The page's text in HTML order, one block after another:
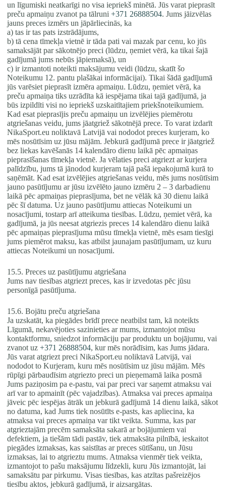
un līgumiski neatkarīgi no visa iepriekš minētā. Jūs varat pieprasīt
preču apmaiņu zvanot pa tālruni +371 26888504. Jums jāizvēlas
jauns preces izmērs un jāpārliecinās, ka
a) tas ir tas pats izstrādājums,
b) tā cena tīmekļa vietnē ir tāda pati vai mazak par cenu, ko jūs
samaksājāt par sākotnējo preci (lūdzu, ņemiet vērā, ka tikai šajā
gadījumā jums nebūs jāpiemaksā), un
c) ir izmantoti noteikti maksājumu veidi (lūdzu, skatīt šo
Noteikumu 12. pantu plašākai informācijai). Tikai šādā gadījumā
jūs varēsiet pieprasīt izmēra apmaiņu. Lūdzu, ņemiet vērā, ka
preču apmaiņa tiks uzrādīta kā iespējama tikai tajā gadījumā, ja
būs izpildīti visi no iepriekš uzskaitītajiem priekšnoteikumiem.
Kad esat pieprasījis preču apmaiņu un izvēlējies piemērotu
atgriešanas veidu, jums jāatgriež sākotnējā prece. To varat izdarīt
NikaSport.eu noliktavā Latvijā vai nododot preces kurjeram, ko
mēs nosūtīsim uz jūsu mājām. Jebkurā gadījumā prece ir jāatgriež
bez liekas kavēšanās 14 kalendāro dienu laikā pēc apmaiņas
pieprasīšanas tīmekļa vietnē. Ja vēlaties preci atgriezt ar kurjera
palīdzību, jums tā jānodod kurjeram tajā pašā iepakojumā kurā to
saņēmāt. Kad esat izvēlējies atgriešanas veidu, mēs jums nosūtīsim
jauno pasūtījumu ar jūsu izvēlēto jauno izmēru 2 – 3 darbadienu
laikā pēc apmaiņas pieprasījuma, bet ne vēlāk kā 30 dienu laikā
pēc šī datuma. Uz jauno pasūtījumu attiecas Noteikumi un
nosacījumi, tostarp arī atteikuma tiesības. Lūdzu, ņemiet vērā, ka
gadījumā, ja jūs neesat atgriezis preces 14 kalendāro dienu laikā
pēc apmaiņas pieprasījuma mūsu tīmekļa vietnē, mēs esam tiesīgi
jums piemērot maksu, kas atbilst jaunajam pasūtījumam, uz kuru
attiecas Noteikumi un nosacījumi.
15.5. Preces uz pasūtījumu atgriešana
Jums nav tiesības atgriezt preces, kas ir izvedotas pēc jūsu
personīgā pasūtījuma.
15.6. Bojātu preču atgriešana
Ja uzskatāt, ka piegādes brīdī prece neatbilst tam, kā noteikts
Līgumā, nekavējoties sazinieties ar mums, izmantojot mūsu
kontaktformu, sniedzot informāciju par produktu un bojājumu, vai
zvanot uz +371 26888504, kur mēs norādīsim, kas Jums jādara.
Jūs varat atgriezt preci NikaSport.eu noliktavā Latvijā, vai
nododot to Kurjeram, kuru mēs nosūtīsim uz jūsu mājām. Mēs
rūpīgi pārbaudīsim atgriezto preci un pieņemamā laika posmā
Jums paziņosim pa e-pastu, vai par preci var saņemt atmaksu vai
arī var to apmainīt (pēc vajadzības). Atmaksa vai preces apmaiņa
jāveic pēc iespējas ātrāk un jebkurā gadījumā 14 dienu laikā, sākot
no datuma, kad Jums tiek nosūtīts e-pasts, kas apliecina, ka
atmaksa vai preces apmaiņa var tikt veikta. Summa, kas par
atgrieztajām precēm samaksāta sakarā ar bojājumiem vai
defektiem, ja tiešām tādi pastāv, tiek atmaksāta pilnībā, ieskaitot
piegādes izmaksas, kas saistītas ar preces sūtīšanu, un Jūsu
izmaksas, lai to atgrieztu mums. Atmaksa vienmēr tiek veikta,
izmantojot to pašu maksājumu līdzekli, kuru Jūs izmantojāt, lai
samaksātu par pirkumu. Visas tiesības, kas atzītas pašreizējos
tiesību aktos, jebkurā gadījumā, ir aizsargātas.